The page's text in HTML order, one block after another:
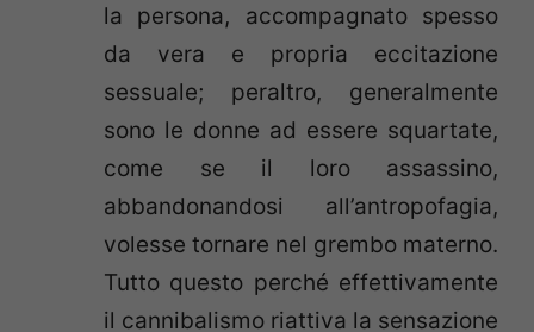
la persona, accompagnato spesso
da vera e propria eccitazione
sessuale; peraltro, generalmente
sono le donne ad essere squartate,
come se il loro assassino,
abbandonandosi all’antropofagia,
volesse tornare nel grembo materno.
Tutto questo perché effettivamente
il cannibalismo riattiva la sensazione